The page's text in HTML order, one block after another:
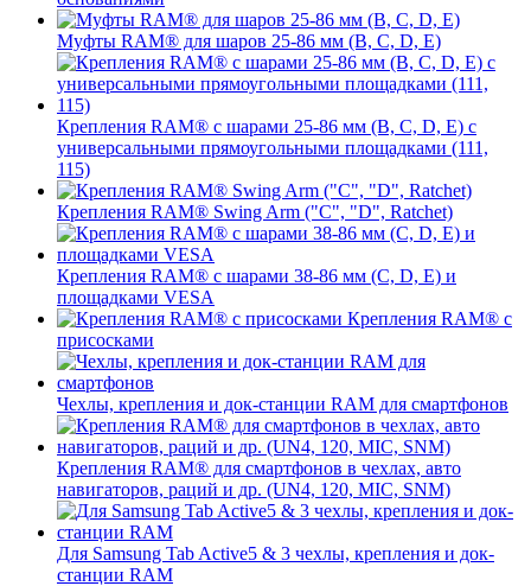
Муфты RAM® для шаров 25-86 мм (B, C, D, E)
Крепления RAM® с шарами 25-86 мм (B, C, D, E) с
универсальными прямоугольными площадками (111,
115)
Крепления RAM® Swing Arm ("C", "D", Ratchet)
Крепления RAM® с шарами 38-86 мм (C, D, E) и
площадками VESA
Крепления RAM® с
присосками
Чехлы, крепления и док-станции RAM для смартфонов
Крепления RAM® для смартфонов в чехлах, авто
навигаторов, раций и др. (UN4, 120, MIC, SNM)
Для Samsung Tab Active5 & 3 чехлы, крепления и док-
станции RAM